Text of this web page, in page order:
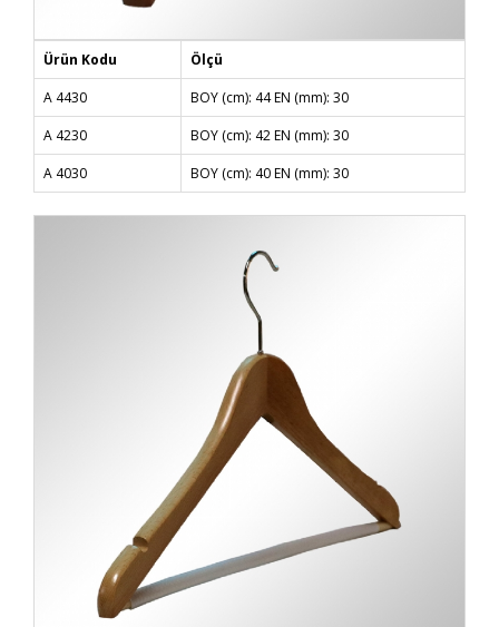
Ürün Kodu
Ölçü
A 4430
BOY (cm): 44 EN (mm): 30
A 4230
BOY (cm): 42 EN (mm): 30
A 4030
BOY (cm): 40 EN (mm): 30